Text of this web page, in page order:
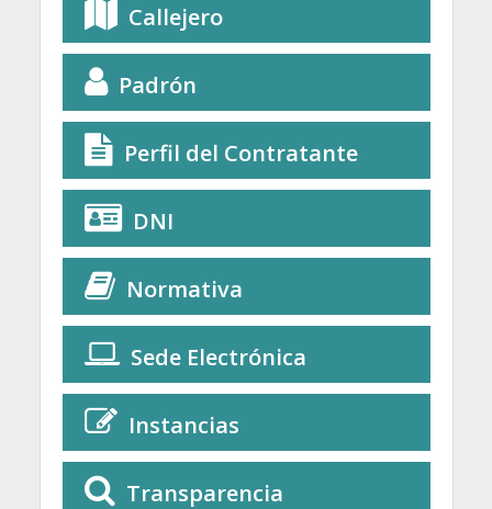
Callejero
Padrón
Perfil del Contratante
DNI
Normativa
Sede Electrónica
Instancias
Transparencia